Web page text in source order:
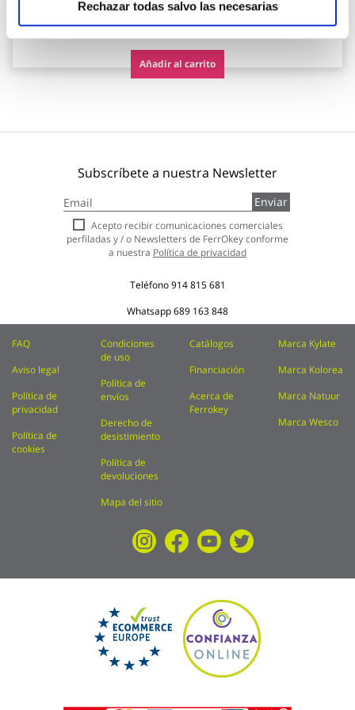
Rechazar todas salvo las necesarias
36,51 €
Añadir al carrito
Subscríbete a nuestra Newsletter
a
nuestro
boletín
de
Enviar
Acepto recibir comunicaciones comerciales
perfiladas y / o Newsletters de FerrOkey conforme
a nuestra Política de privacidad
Teléfono914 815 681
Whatsapp689 163 848
FAQ
Aviso legal
Política de
privacidad
Política de
cookies
Condiciones
de uso
Política de
envíos
Derecho de
desistimiento
Política de
devoluciones
Mapa del sitio
Catálogos
Financiación
Acerca de
Ferrokey
Marca Kylate
Marca Kolorea
Marca Natuur
Marca Wesco